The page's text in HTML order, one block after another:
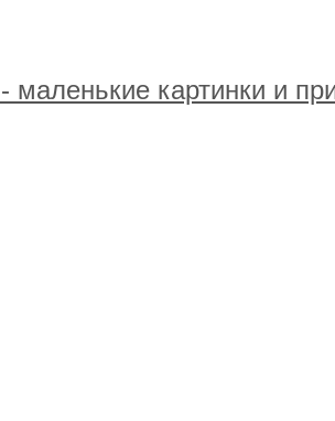
маленькие картинки и